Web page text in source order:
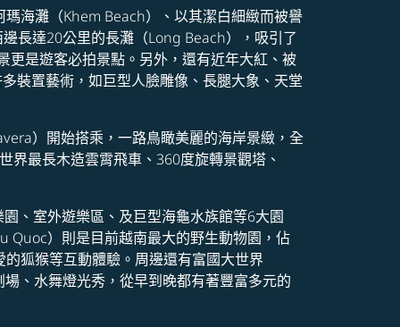
海灘（Khem Beach）、以其潔白細緻而被譽
長達20公里的長灘（Long Beach），吸引了
更是遊客必拍景點。另外，還有近年大紅、被
裝置藝術，如巨型人臉雕像、長腿大象、天堂
）開始搭乘，一路鳥瞰美麗的海岸景緻，全
最長木造雲霄飛車、360度旋轉景觀塔、
、室外遊樂區、及巨型海龜水族館等6大園
Quoc）則是目前越南最大的野生動物園，佔
狐猴等互動體驗。周邊還有富國大世界
、水舞燈光秀，從早到晚都有著豐富多元的